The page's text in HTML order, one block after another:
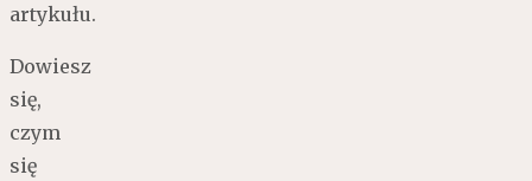
artykułu.
Dowiesz
się,
czym
się